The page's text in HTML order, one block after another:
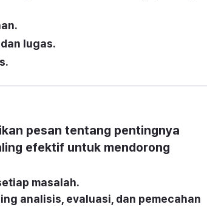
lugas.
pesan tentang pentingnya
efektif untuk mendorong
masalah.
analisis, evaluasi, dan pemecahan